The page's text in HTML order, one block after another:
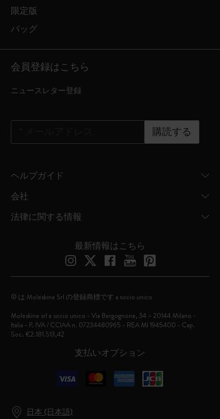
限定版
バッグ
会員登録はこちら
ニュースレター登録
購読する
ヘルプガイド
会社
法律に関する情報
最新情報はこちら
日本 (日本語)
支払いオプション
© は Moleskine Srl の登録商標です a socio unico
Moleskine srl a socio unico - Via Bergognone, 34 – 20144 Milano -
Italia - P. IVA / CCIAA n. 07234480965 - REA MI 1945400 - Cap.
Soc. €2.181.513,42